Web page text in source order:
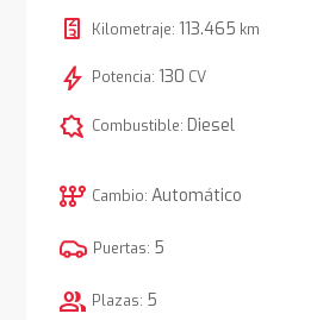
Kilometraje: 113.465 km
bolt Potencia: 130 CV
comic_bubble Combustible: Diesel
auto_transmission Cambio: Automático
Puertas: 5
group Plazas: 5